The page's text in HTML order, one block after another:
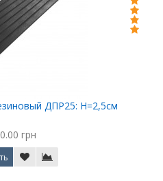
ДПР25: Н=2,5см
грн